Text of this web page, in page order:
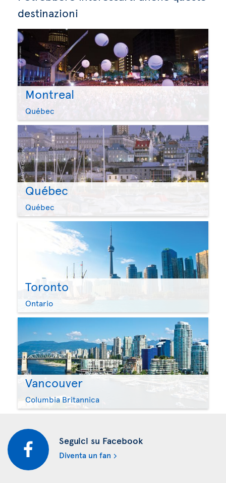
destinazioni
Montreal
Québec
Québec
Québec
Toronto
Ontario
Vancouver
Columbia Britannica
Seguici su Facebook
Diventa un fan